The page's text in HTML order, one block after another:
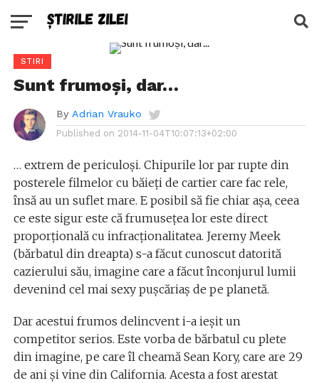
STIRI
Sunt frumoși, dar…
By Adrian Vrauko
Published on 2014-11-04T10:07:13+02:00
… extrem de periculoși. Chipurile lor par rupte din
posterele filmelor cu băieți de cartier care fac rele,
însă au un suflet mare. E posibil să fie chiar așa, ceea
ce este sigur este că frumusețea lor este direct
proporțională cu infracționalitatea. Jeremy Meek
(bărbatul din dreapta) s-a făcut cunoscut datorită
cazierului său, imagine care a făcut înconjurul lumii
devenind cel mai sexy pușcăriaș de pe planetă.
Dar acestui frumos delincvent i-a ieșit un
competitor serios. Este vorba de bărbatul cu plete
din imagine, pe care îl cheamă Sean Kory, care are 29
de ani și vine din California. Acesta a fost arestat